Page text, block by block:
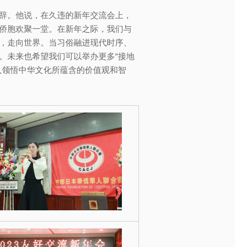
。他说，在久违的新年交流会上，
胞欢聚一堂。在新年之际，我们与
向世界。当习俗融进现代时序、
未来也希望我们可以举办更多“接地
悟中华文化所蕴含的价值观和智